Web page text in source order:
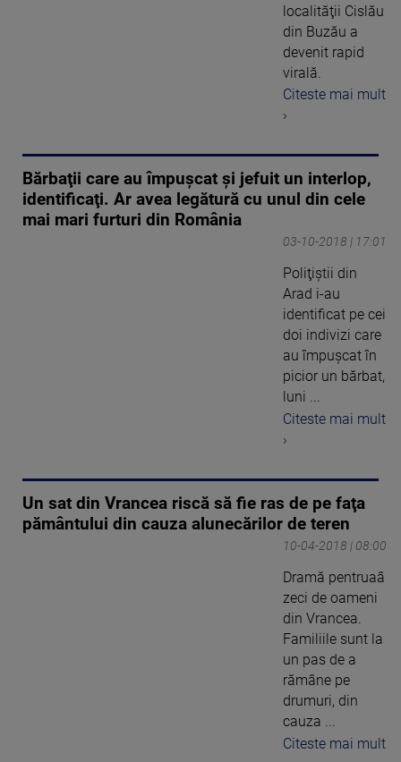
localităţii Cislău
din Buzău a
devenit rapid
virală.
Citeste mai mult
›
Bărbaţii care au împuşcat şi jefuit un interlop,
identificaţi. Ar avea legătură cu unul din cele
mai mari furturi din România
03-10-2018 | 17:01
Poliţiştii din
Arad i-au
identificat pe cei
doi indivizi care
au împuşcat în
picior un bărbat,
luni ...
Citeste mai mult
›
Un sat din Vrancea riscă să fie ras de pe faţa
pământului din cauza alunecărilor de teren
10-04-2018 | 08:00
Dramă pentruaâ
zeci de oameni
din Vrancea.
Familiile sunt la
un pas de a
rămâne pe
drumuri, din
cauza ...
Citeste mai mult